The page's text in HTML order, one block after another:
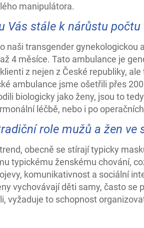
manipulátora.
Vás stále k nárůstu
naši transgender gynekologickou
4 měsíce. Tato ambulance je
z nejen z České republiky,
ambulance jsme ošetřili přes
biologicky jako ženy, jsou to
léčbě, nebo i po
role mužů a žen ve
obecně se stírají typicky
typickému ženskému chování,
komunikativnost a sociální
vychovávají děti samy, často se
vyžaduje to schopnost